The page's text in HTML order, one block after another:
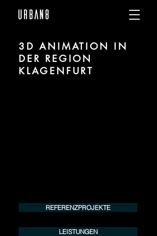
3D ANIMATION IN
DER REGION
KLAGENFURT
REFERENZPROJEKTE
LEISTUNGEN